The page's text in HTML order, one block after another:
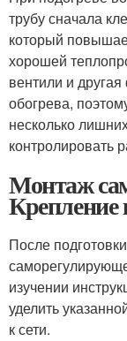
трубу сначала
который
хорошей
вентили и
обогрева,
несколько
контролировать
Монтаж
Крепление
После
изучении
уделить
к сети.